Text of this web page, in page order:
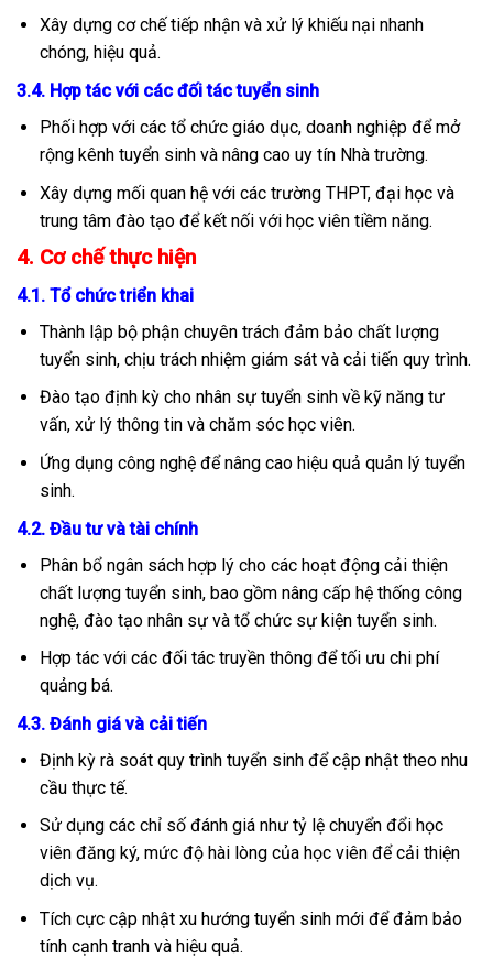
Xây dựng cơ chế tiếp nhận và xử lý khiếu nại nhanh
chóng, hiệu quả.
3.4. Hợp tác với các đối tác tuyển sinh
Phối hợp với các tổ chức giáo dục, doanh nghiệp để mở
rộng kênh tuyển sinh và nâng cao uy tín Nhà trường.
Xây dựng mối quan hệ với các trường THPT, đại học và
trung tâm đào tạo để kết nối với học viên tiềm năng.
4. Cơ chế thực hiện
4.1. Tổ chức triển khai
Thành lập bộ phận chuyên trách đảm bảo chất lượng
tuyển sinh, chịu trách nhiệm giám sát và cải tiến quy trình.
Đào tạo định kỳ cho nhân sự tuyển sinh về kỹ năng tư
vấn, xử lý thông tin và chăm sóc học viên.
Ứng dụng công nghệ để nâng cao hiệu quả quản lý tuyển
sinh.
4.2. Đầu tư và tài chính
Phân bổ ngân sách hợp lý cho các hoạt động cải thiện
chất lượng tuyển sinh, bao gồm nâng cấp hệ thống công
nghệ, đào tạo nhân sự và tổ chức sự kiện tuyển sinh.
Hợp tác với các đối tác truyền thông để tối ưu chi phí
quảng bá.
4.3. Đánh giá và cải tiến
Định kỳ rà soát quy trình tuyển sinh để cập nhật theo nhu
cầu thực tế.
Sử dụng các chỉ số đánh giá như tỷ lệ chuyển đổi học
viên đăng ký, mức độ hài lòng của học viên để cải thiện
dịch vụ.
Tích cực cập nhật xu hướng tuyển sinh mới để đảm bảo
tính cạnh tranh và hiệu quả.